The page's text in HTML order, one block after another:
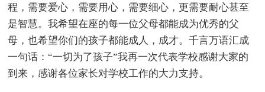
程，需要爱心，需要用心，需要细心，更需要耐心甚至
是智慧。我希望在座的每一位父母都能成为优秀的父
母，也希望你们的孩子都能成人，成才。千言万语汇成
一句话：“一切为了孩子”我再一次代表学校感谢大家的
到来，感谢各位家长对学校工作的大力支持。